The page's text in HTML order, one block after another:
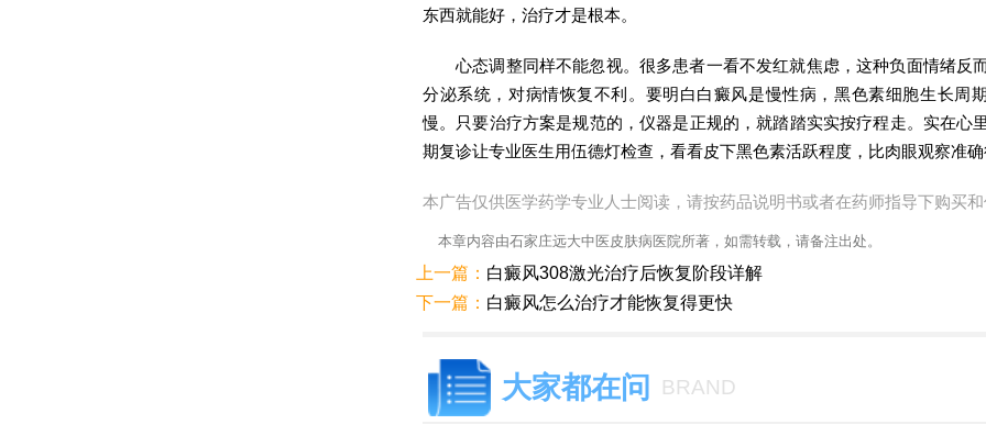
东西就能好，治疗才是根本。
心态调整同样不能忽视。很多患者一看不发红就焦虑，这种负面情绪反
分泌系统，对病情恢复不利。要明白白癜风是慢性病，黑色素细胞生长周
慢。只要治疗方案是规范的，仪器是正规的，就踏踏实实按疗程走。实在心
期复诊让专业医生用伍德灯检查，看看皮下黑色素活跃程度，比肉眼观察准
本广告仅供医学药学专业人士阅读，请按药品说明书或者在药师指导下购买
本章内容由石家庄远大中医皮肤病医院所著，如需转载，请备注出处。
上一篇： 白癜风308激光治疗后恢复阶段详解
下一篇： 白癜风怎么治疗才能恢复得更快
大家都在问 BRAND